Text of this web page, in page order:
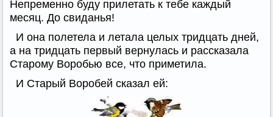
Непременно буду прилетать к тебе каждый
месяц. До свиданья!
И она полетела и летала целых тридцать дней,
а на тридцать первый вернулась и рассказала
Старому Воробью все, что приметила.
И Старый Воробей сказал ей: